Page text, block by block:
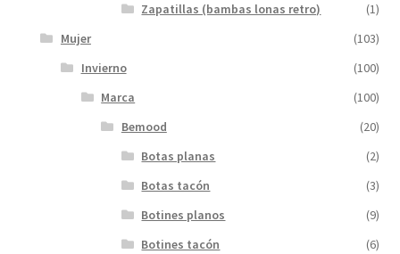
Zapatillas (bambas lonas retro)
(1)
Mujer
(103)
Invierno
(100)
Marca
(100)
Bemood
(20)
Botas planas
(2)
Botas tacón
(3)
Botines planos
(9)
Botines tacón
(6)